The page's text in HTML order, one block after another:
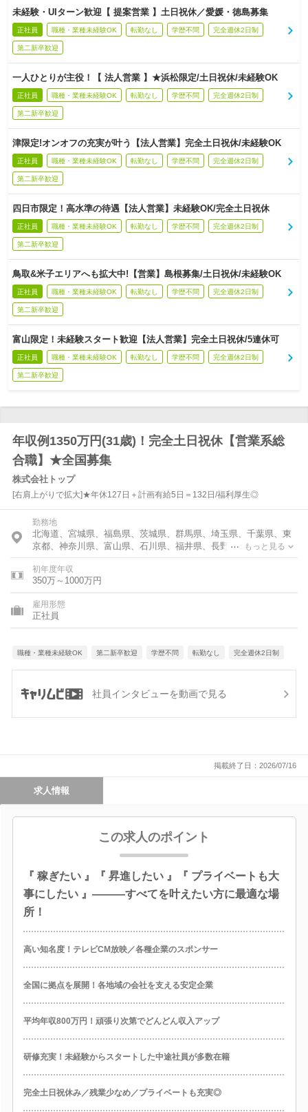
未経験・UIターン歓迎【 提案営業 】土日祝休／愛媛・徳島募集
正社員 職種・業種未経験OK 転勤なし 学歴不問 完全週休2日制
第二新卒歓迎
一人ひとりが主役！【 法人営業 】★浜松限定/土日祝休/未経験OK
正社員 職種・業種未経験OK 転勤なし 学歴不問 完全週休2日制
第二新卒歓迎
津限定!オンオフの充実が叶う【法人営業】完全土日祝休/未経験OK
正社員 職種・業種未経験OK 転勤なし 学歴不問 完全週休2日制
第二新卒歓迎
四日市限定！高水準の待遇【法人営業】未経験OK/完全土日祝休
正社員 職種・業種未経験OK 転勤なし 学歴不問 完全週休2日制
第二新卒歓迎
鳥取&米子エリアへも拡大中!【営業】島根募集/土日祝休/未経験OK
正社員 職種・業種未経験OK 転勤なし 学歴不問 完全週休2日制
第二新卒歓迎
富山限定！未経験スタート歓迎【法人営業】完全土日祝休/5連休可
正社員 職種・業種未経験OK 転勤なし 学歴不問 完全週休2日制
第二新卒歓迎
年収例1350万円(31歳)！完全土日祝休【営業系総
合職】★全国募集
株式会社トップ
[右肩上がりで拡大]★年休127日＋計画有給5日＝132日/福利厚生◎
勤務地
北海道、宮城県、福島県、茨城県、群馬県、埼玉県、千葉県、東
京都、神奈川県、富山県、石川県、福井県、長野県、岐阜県、静
岡県、愛知県、三重県、滋賀県、京都府、大阪府、兵庫県、島根
県、岡山県、広島県、徳島県、香川県、愛媛県、福岡県、熊本
県、鹿児島県
もっと見る
初年度年収
350万～1000万円
雇用形態
正社員
職種・業種未経験OK 第二新卒歓迎 学歴不問 転勤なし 完全週休2日制
社員インタビューを動画で見る
掲載終了日：2026/07/16
求人情報
この求人のポイント
『 稼ぎたい 』『 昇進したい 』『 プライベートも大
事にしたい 』―――すべてを叶えたい方に最適な場
所！
高い知名度！テレビCM放映／各種企業のスポンサー
全国に拠点を展開！各地域の会社を支える安定企業
平均年収800万円！頑張り次第でどんどん収入アップ
研修充実！未経験からスタートした中途社員が多数在籍
完全土日祝休み／残業少なめ／プライベートも充実◎